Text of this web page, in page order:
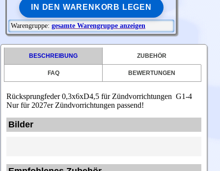
IN DEN WARENKORB LEGEN
Warengruppe: gesamte Warengruppe anzeigen
BESCHREIBUNG ZUBEHÖR
FAQ BEWERTUNGEN
Rücksprungfeder 0,3x6xD4,5 für Zündvorrichtungen G1-4
Nur für 2027er Zündvorrichtungen passend!
Bilder